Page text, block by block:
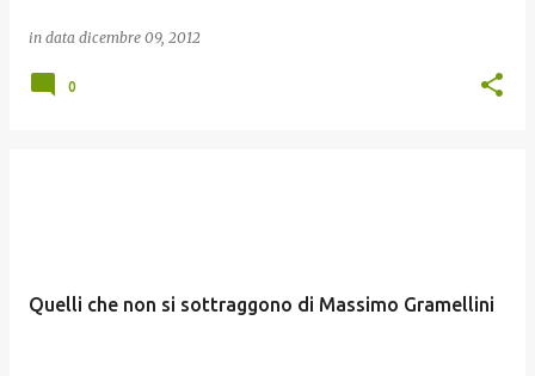
in data dicembre 09, 2012
0
Quelli che non si sottraggono di Massimo Gramellini